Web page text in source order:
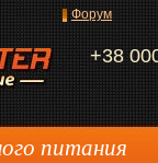
+38
Форум
питания